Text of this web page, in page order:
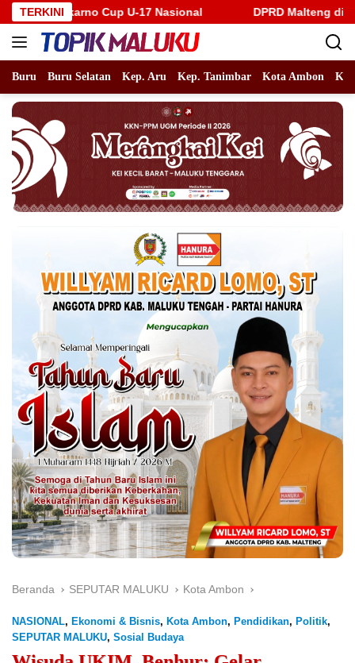
Langsung
ke
konten
TERKINI
U-17 Nasional DPRD Malteng di Tantang Warganet,
Buru Buru Selatan Kep. Aru Kep. Tanimbar Kota Ambon
Beranda SEPUTAR MALUKU Kota Ambon
NASIONAL, Ekonomi & Bisnis, Kota Ambon, Pendidikan, Politik,
SEPUTAR MALUKU, Sosial Budaya